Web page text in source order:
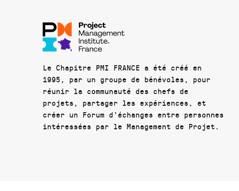
Le Chapitre PMI FRANCE a été créé en
1995, par un groupe de bénévoles, pour
réunir la communauté des chefs de
projets, partager les expériences, et
créer un Forum d'échanges entre personnes
intéressées par le Management de Projet.